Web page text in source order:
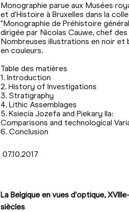
Monographie parue aux Musées
et d'Histoire à Bruxelles dans la
"Monographie de Préhistoire
dirigée par Nicolas Cauwe, chef
Nombreuses illustrations en noir et
en couleurs.
Table des matières
1. Introduction
2. History of Investigations
3. Stratigraphy
4. Lithic Assemblages
5. Ksiecia Jozefa and Piekary IIa:
Comparisons and technological
6. Conclusion
07.10.2017
La Belgique en vues d'optique,
siècles